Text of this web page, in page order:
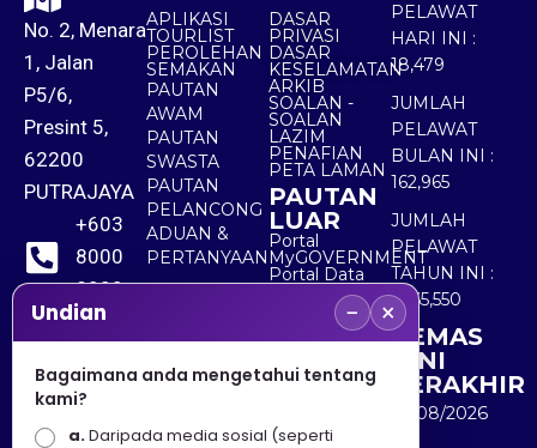
No. 2, Menara
1, Jalan
P5/6,
Presint 5,
62200
PUTRAJAYA
+603
8000
8000
+603
8891
7100
APLIKASI
TOURLIST
PEROLEHAN
SEMAKAN
PAUTAN
AWAM
PAUTAN
SWASTA
PAUTAN
PELANCONG
ADUAN &
PERTANYAAN
DASAR
PRIVASI
DASAR
KESELAMATAN
ARKIB
SOALAN -
SOALAN
LAZIM
PENAFIAN
PETA LAMAN
PAUTAN
LUAR
Portal
MyGOVERNMENT
Portal Data
Terbuka
Sektor Awam
PELAWAT
HARI INI :
18,479
JUMLAH
PELAWAT
BULAN INI :
162,965
JUMLAH
PELAWAT
TAHUN INI :
5,565,550
KEMAS
KINI
TERAKHIR
10/08/2026
Undian − ×
Bagaimana anda mengetahui tentang
kami?
a.Daripada media sosial (seperti